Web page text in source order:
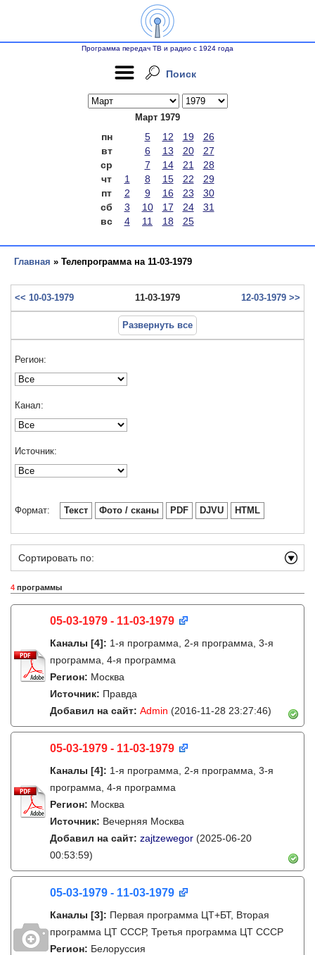
Программа передач ТВ и радио с 1924 года
Поиск
Март 1979
пн 5 12 19
26
вт
6 13 20
27
ср
7 14 21
28
чт
1 8 15 22
29
пт
2 9 16 23
30
сб
3 10 17 24
31
вс
4 11 18 25
Главная » Телепрограмма на 11-03-1979
<< 10-03-1979 11-03-1979 12-03-1979 >>
Развернуть все
Регион:
Канал:
Источник:
Формат: Текст Фото / сканы PDF DJVU HTML
Сортировать по:
4 программы
05-03-1979 - 11-03-1979
Каналы [4]: 1-я программа, 2-я программа, 3-я
программа, 4-я программа
Регион: Москва
Источник: Правда
Добавил на сайт: Admin (2016-11-28 23:27:46)
05-03-1979 - 11-03-1979
Каналы [4]: 1-я программа, 2-я программа, 3-я
программа, 4-я программа
Регион: Москва
Источник: Вечерняя Москва
Добавил на сайт: zajtzewegor (2025-06-20
00:53:59)
05-03-1979 - 11-03-1979
Каналы [3]: Первая программа ЦТ+БТ, Вторая
программа ЦТ ССCР, Третья программа ЦТ ССCР
Регион: Белоруссия